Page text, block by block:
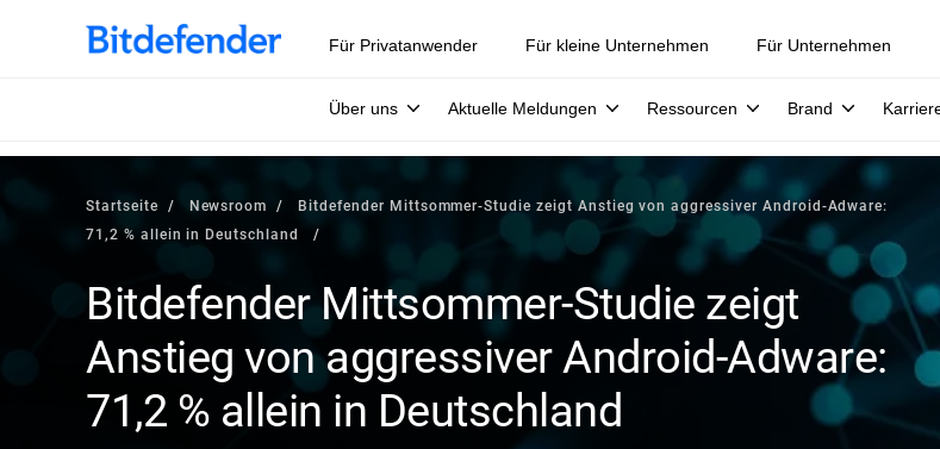
Für Privatanwender Für kleine Unternehmen Für Unternehmen
Über uns Aktuelle Meldungen Ressourcen Brand
Startseite Newsroom
Bitdefender Mittsommer-Studie zeigt Anstieg von aggressiver Android-Adware:
71,2 % allein in Deutschland
Bitdefender Mittsommer-Studie zeigt
Anstieg von aggressiver Android-Adware:
71,2 % allein in Deutschland